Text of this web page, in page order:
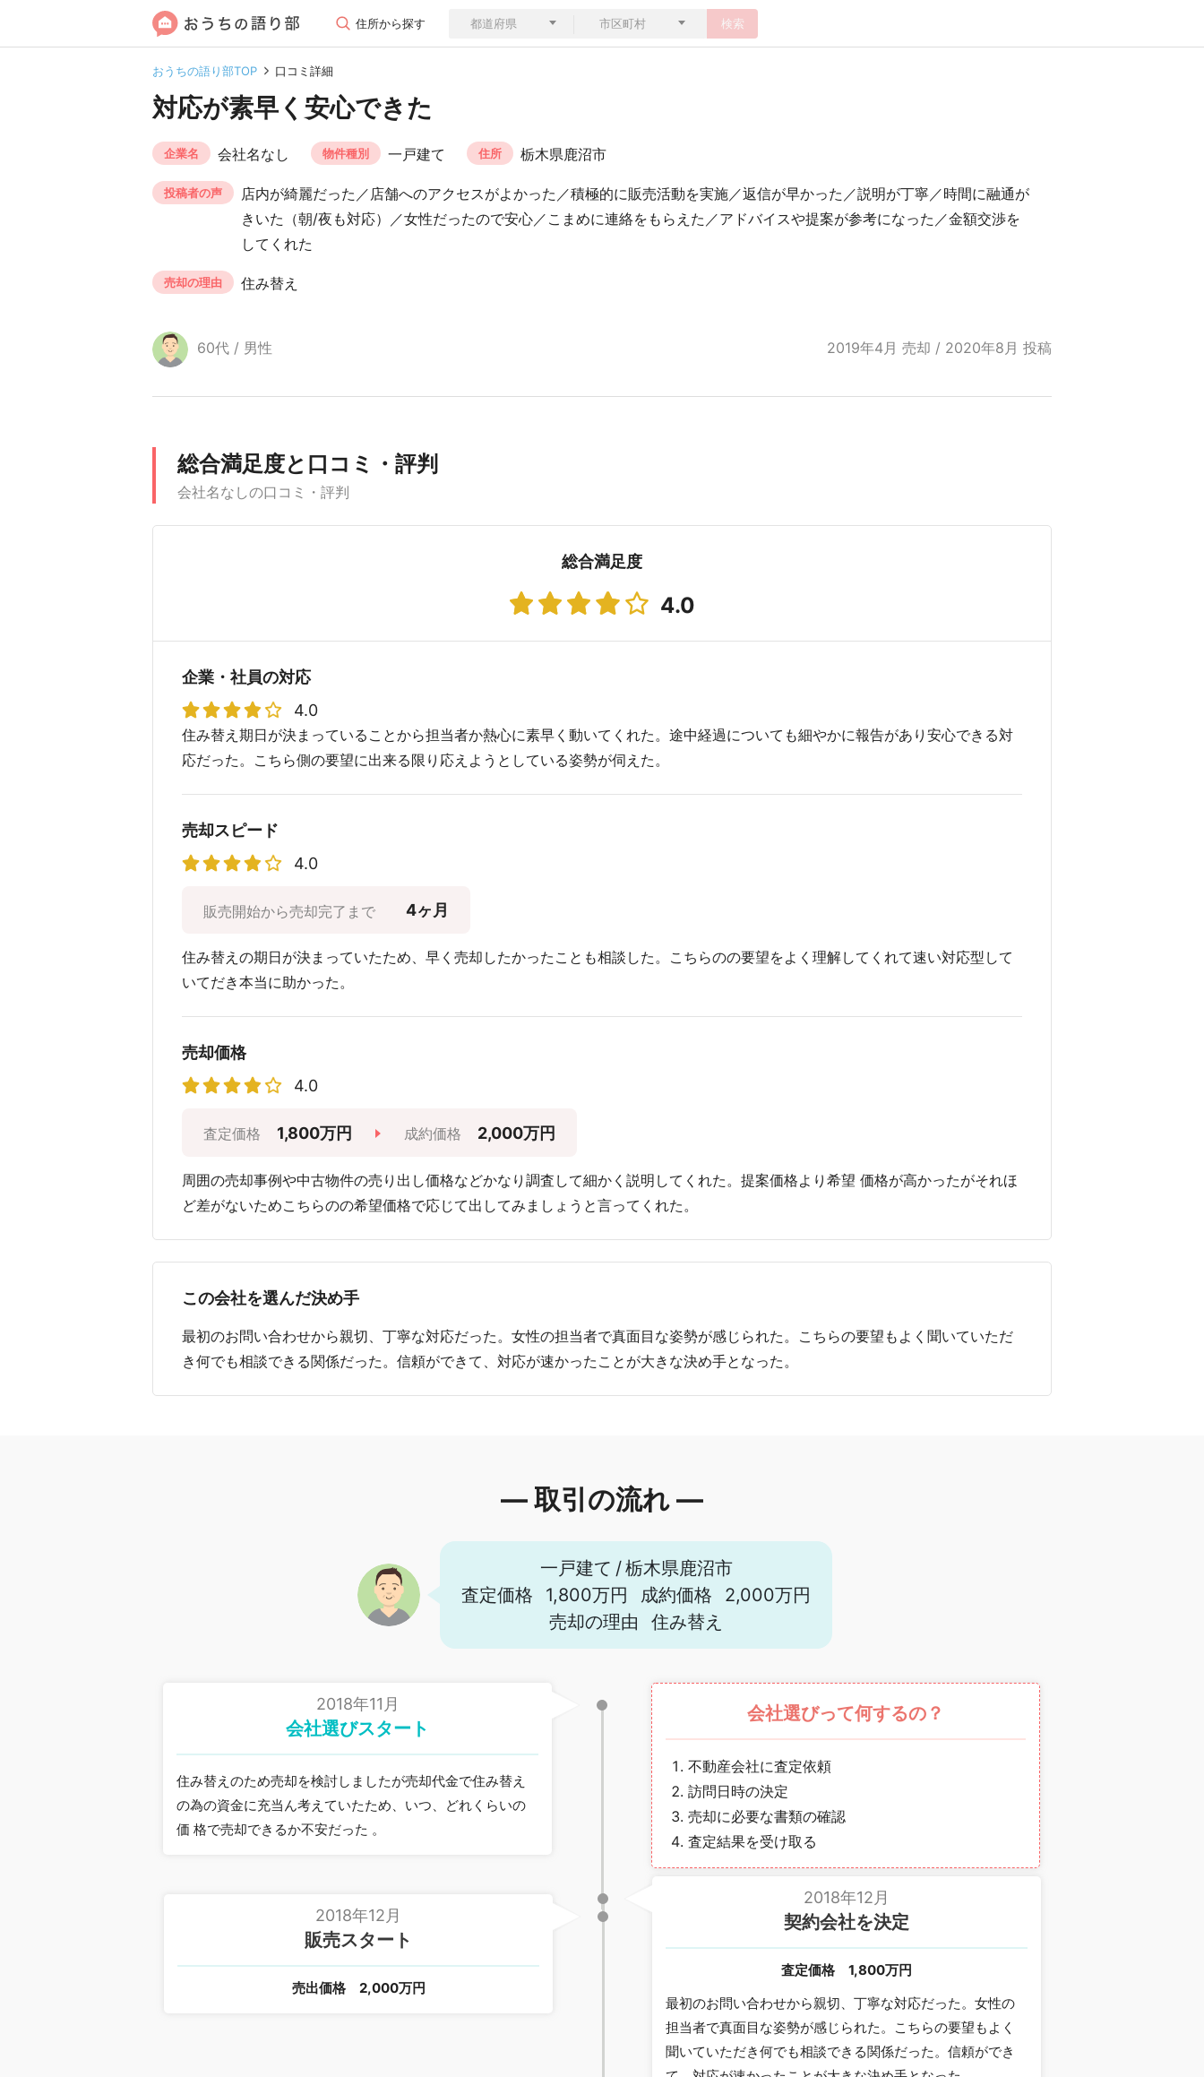
住所から探す 検索
おうちの語り部TOP 口コミ詳細
対応が素早く安心できた
企業名 会社名なし 物件種別 一戸建て 住所 栃木県鹿沼市
投稿者の声
店内が綺麗だった／店舗へのアクセスがよかった／積極的に販売活動を実施／返信が早かった／説明が丁寧／時間に融通が
きいた（朝/夜も対応）／女性だったので安心／こまめに連絡をもらえた／アドバイスや提案が参考になった／金額交渉を
してくれた
売却の理由 住み替え
60代 / 男性 2019年4月 売却 / 2020年8月 投稿
総合満足度と口コミ・評判
会社名なしの口コミ・評判
総合満足度
4.0
企業・社員の対応
4.0
住み替え期日が決まっていることから担当者か熱心に素早く動いてくれた。途中経過についても細やかに報告があり安心できる対
応だった。こちら側の要望に出来る限り応えようとしている姿勢が伺えた。
売却スピード
4.0
販売開始から売却完了まで 4ヶ月
住み替えの期日が決まっていたため、早く売却したかったことも相談した。こちらのの要望をよく理解してくれて速い対応型して
いてだき本当に助かった。
売却価格
4.0
査定価格 1,800万円 成約価格 2,000万円
周囲の売却事例や中古物件の売り出し価格などかなり調査して細かく説明してくれた。提案価格より希望 価格が高かったがそれほ
ど差がないためこちらのの希望価格で応じて出してみましょうと言ってくれた。
この会社を選んだ決め手
最初のお問い合わせから親切、丁寧な対応だった。女性の担当者で真面目な姿勢が感じられた。こちらの要望もよく聞いていただ
き何でも相談できる関係だった。信頼ができて、対応が速かったことが大きな決め手となった。
― 取引の流れ ―
一戸建て /栃木県鹿沼市
査定価格
1,800万円 成約価格
2,000万円
売却の理由
住み替え
2018年11月
会社選びスタート
住み替えのため売却を検討しましたが売却代金で住み替え
の為の資金に充当ん考えていたため、いつ、どれくらいの
価 格で売却できるか不安だった 。
会社選びって何するの？
不動産会社に査定依頼
訪問日時の決定
売却に必要な書類の確認
査定結果を受け取る
2018年12月
契約会社を決定
査定価格
1,800万円
最初のお問い合わせから親切、丁寧な対応だった。女性の
担当者で真面目な姿勢が感じられた。こちらの要望もよく
聞いていただき何でも相談できる関係だった。信頼ができ
2018年12月
販売スタート
売出価格 2,000万円